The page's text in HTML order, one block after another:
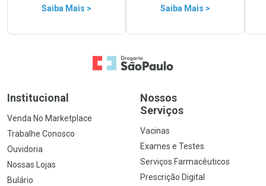
Saiba Mais > Saiba Mais >
Ir para a Home
Institucional
Venda No Marketplace
Trabalhe Conosco
Ouvidoria
Nossas Lojas
Bulário
Nossos
Serviços
Vacinas
Exames e Testes
Serviços Farmacêuticos
Prescrição Digital